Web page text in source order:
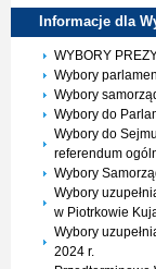
Informacje dla
WYBORY
Wybory
Wybory
Wybory do
Wybory do
referendum
Wybory
Wybory
w Piotrkowie
Wybory
2024 r.